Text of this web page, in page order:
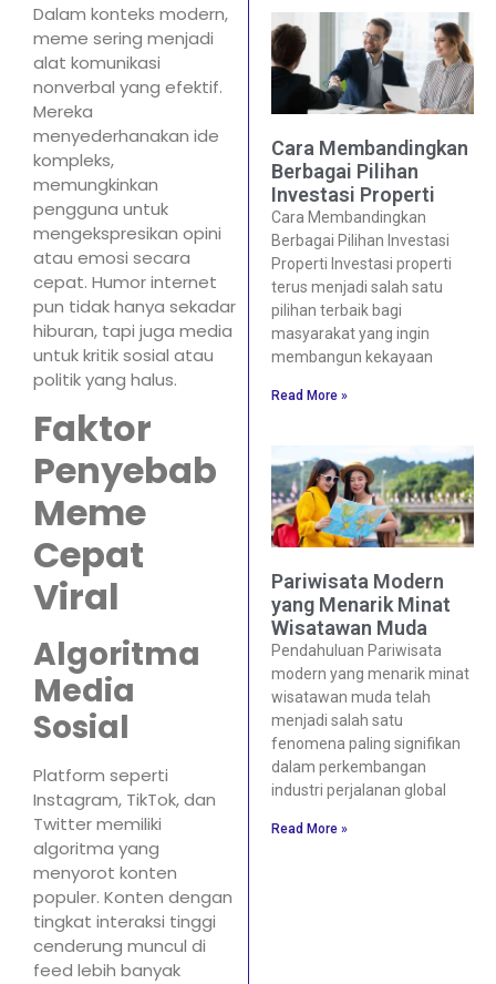
Dalam konteks modern,
meme sering menjadi
alat komunikasi
nonverbal yang efektif.
Mereka
menyederhanakan ide
kompleks,
memungkinkan
pengguna untuk
mengekspresikan opini
atau emosi secara
cepat. Humor internet
pun tidak hanya sekadar
hiburan, tapi juga media
untuk kritik sosial atau
politik yang halus.
Faktor
Penyebab
Meme
Cepat
Viral
Algoritma
Media
Sosial
Platform seperti
Instagram, TikTok, dan
Twitter memiliki
algoritma yang
menyorot konten
populer. Konten dengan
tingkat interaksi tinggi
cenderung muncul di
feed lebih banyak
Cara Membandingkan
Berbagai Pilihan
Investasi Properti
Cara Membandingkan
Berbagai Pilihan Investasi
Properti Investasi properti
terus menjadi salah satu
pilihan terbaik bagi
masyarakat yang ingin
membangun kekayaan
Read More »
Pariwisata Modern
yang Menarik Minat
Wisatawan Muda
Pendahuluan Pariwisata
modern yang menarik minat
wisatawan muda telah
menjadi salah satu
fenomena paling signifikan
dalam perkembangan
industri perjalanan global
Read More »